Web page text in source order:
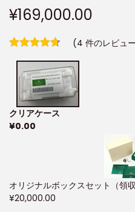
¥169,000.00
(4 件のレビュ
クリアケース
¥0.00
オリジナルボックスセット（領
¥20,000.00